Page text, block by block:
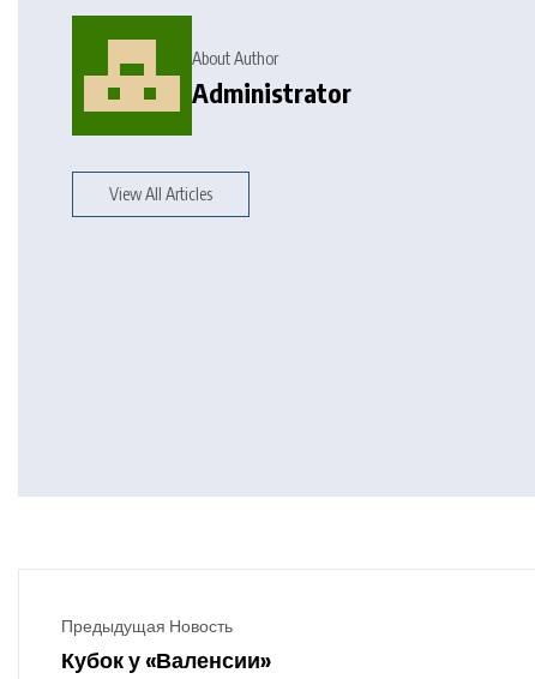
About Author
Administrator
View All Articles
Предыдущая Новость
Кубок у «Валенсии»